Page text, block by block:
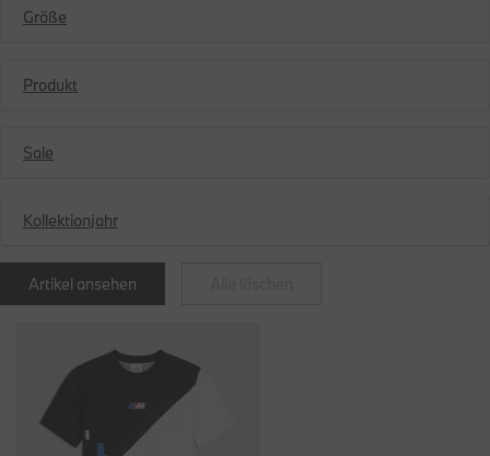
Größe
Produkt
Sale
Kollektionjahr
Artikel ansehen